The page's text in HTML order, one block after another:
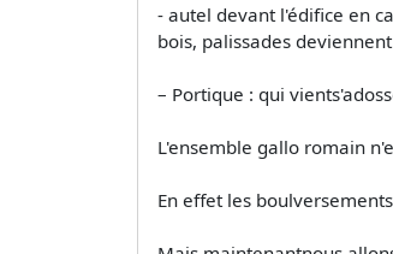
- autel devant l'édifice en
bois, palissades
– Portique : qui
L'ensemble gallo romain
En effet les